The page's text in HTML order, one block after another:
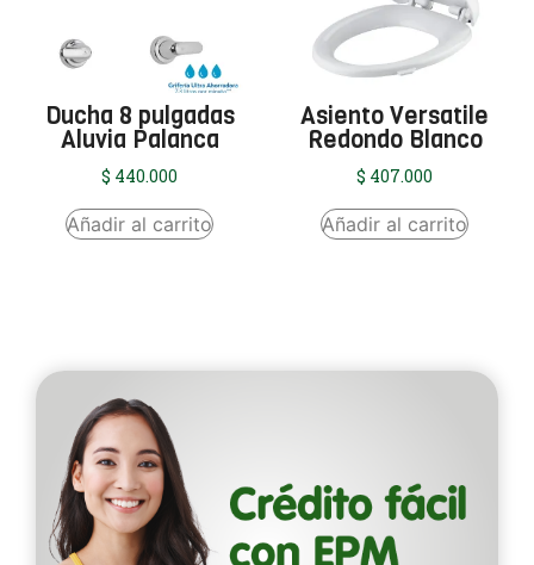
Ducha 8 pulgadas
Aluvia Palanca
$ 440.000
Añadir al carrito
Asiento Versatile
Redondo Blanco
$ 407.000
Añadir al carrito